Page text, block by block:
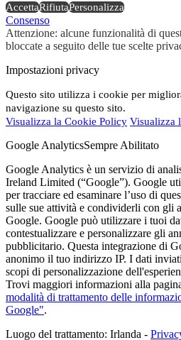
AccettaRifiutaPersonalizza
Consenso
Attenzione: alcune funzionalità di
bloccate a seguito delle tue scelte
Impostazioni privacy
Questo sito utilizza i cookie per
navigazione su questo sito.
Visualizza la Cookie Policy Visualizza
Google AnalyticsSempre Abilitato
Google Analytics è un servizio di
Ireland Limited (“Google”). Google
per tracciare ed esaminare l’uso di
sulle sue attività e condividerli con gli
Google. Google può utilizzare i tuoi
contestualizzare e personalizzare gli
pubblicitario. Questa integrazione di
anonimo il tuo indirizzo IP. I dati
scopi di personalizzazione
Trovi maggiori informazioni alla
modalità di trattamento delle
Google".
Luogo del trattamento: Irlanda -